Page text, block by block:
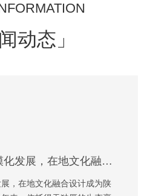
动态」
秦岭民宿集群规模化发展，在地文化融合设计成为陕西民宿打造主流趋势
，在地文化融合设计成为陕